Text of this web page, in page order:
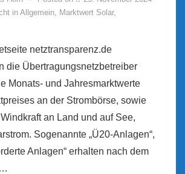
in Allgemein, Marktwert Solar,
netztransparenz.de
die Übertragungsnetzbetreiber
Monats- und Jahresmarktwerte
an der Strombörse, sowie
an Land und auf See,
Sogenannte „Ü20-Anlagen“,
Anlagen“ erhalten nach dem